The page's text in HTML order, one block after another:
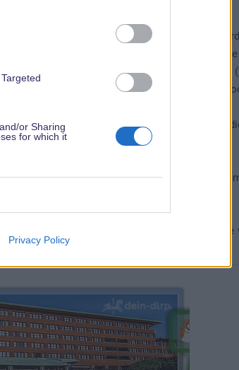
or Sharing
for which it
Privacy Policy
mit dem Wetter, es war an 2 Tagen zwar
Cavalcade lief mehrmals am Tag, dazu
so toll, man gibt Santa seinen Wunschzettel
ihm), plaudert mit ihm, macht ein Foto, das ist
in den Parks, Hotels, den Shops,
Photolocations ......
man direkt über Weihnachten da ist, im
dazu die Weihnachtsmusik und ich